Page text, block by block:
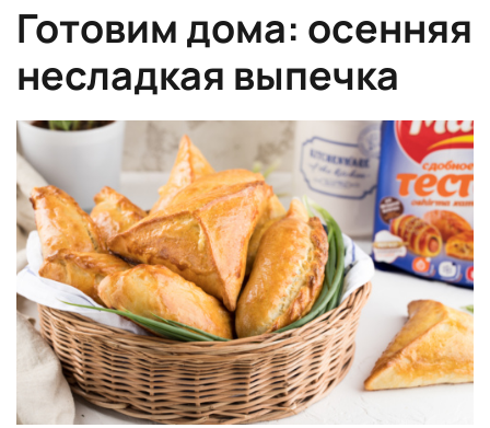
Готовим дома: осенняя
несладкая выпечка